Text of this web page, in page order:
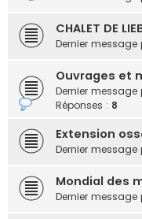
CHALET DE
Dernier message
Ouvrages et
Dernier message
Réponses : 8
Extension
Dernier message
Mondial des
Dernier message